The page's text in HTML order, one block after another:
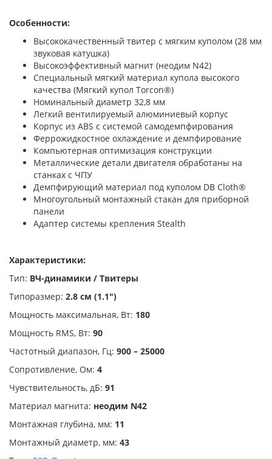
Особенности:
Высококачественный твитер с мягким куполом (28 мм
звуковая катушка)
Высокоэффективный магнит (неодим N42)
Специальный мягкий материал купола высокого
качества (Мягкий купол Torcon®)
Номинальный диаметр 32,8 мм
Легкий вентилируемый алюминиевый корпус
Корпус из ABS с системой самодемпфирования
Феррожидкостное охлаждение и демпфирование
Компьютерная оптимизация конструкции
Металлические детали двигателя обработаны на
станках с ЧПУ
Демпфирующий материал под куполом DB Cloth®
Многоугольный монтажный стакан для приборной
панели
Адаптер системы крепления Stealth
Характеристики:
Тип: ВЧ-динамики / Твитеры
Типоразмер: 2.8 см (1.1")
Мощность максимальная, Вт: 180
Мощность RMS, Вт: 90
Частотный диапазон, Гц: 900 – 25000
Сопротивление, Ом: 4
Чувствительность, дБ: 91
Материал магнита: неодим N42
Монтажная глубина, мм: 11
Монтажный диаметр, мм: 43